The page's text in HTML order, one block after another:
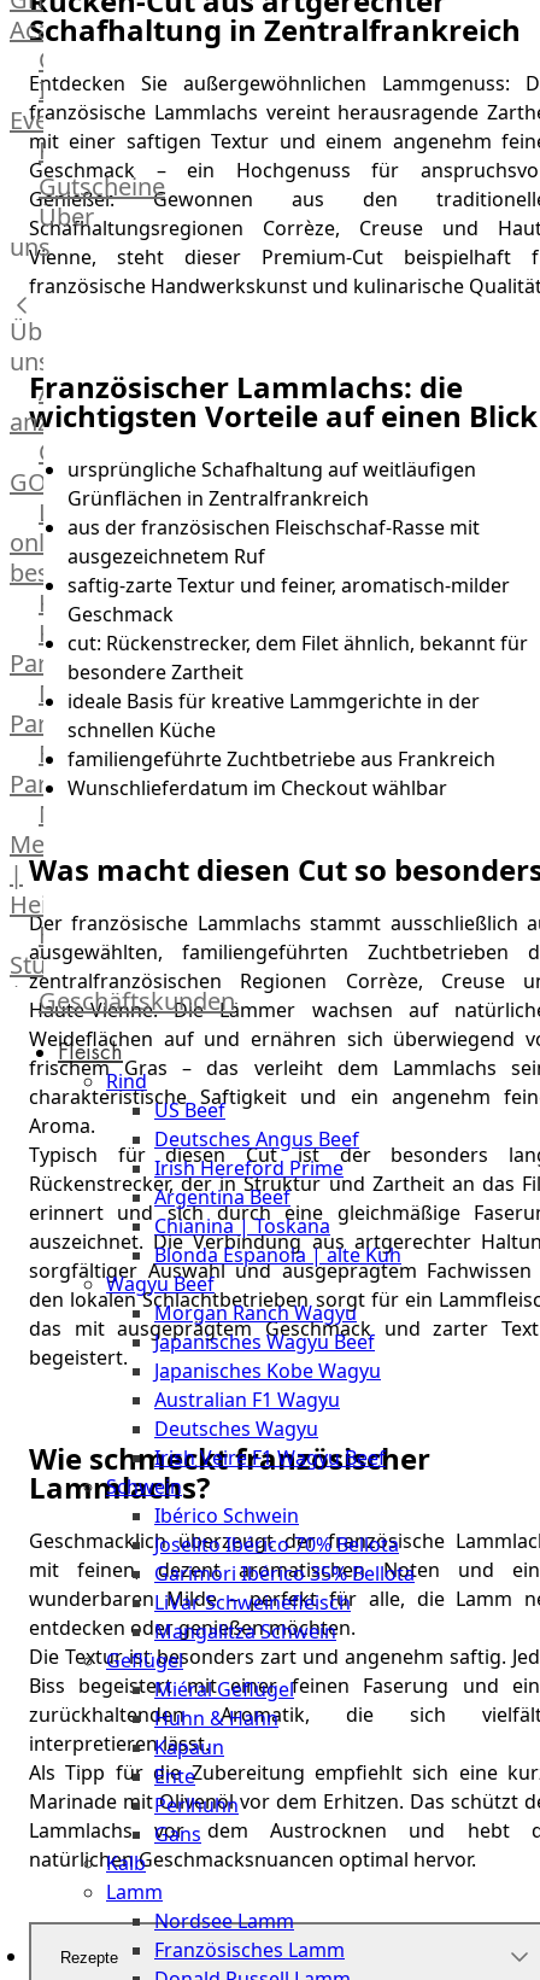
Academy
OTTO@Home
Individuelle
Events
Partner
Kalender
Gästehaus
Villa
Glanzstoff
Gutscheine
Über
uns
Über
uns
Alle
anzeigen
OTTO
GOURMET
Lebensmittel
online
bestellen
Karriere
Kochschul-
Partner
Depot-
Partner
Frischetheken-
Partner
Männer
Metzger
|
Heinsberg
Feinkost
Stüttgen
|
Düsseldorf
The
Meat
Club
Stuttgart
Geschäftskunden
Fleisch
Rind
US Beef
Deutsches Angus Beef
Irish Hereford Prime
Argentina Beef
Chianina | Toskana
Blonda Espanola | alte Kuh
Wagyu Beef
Morgan Ranch Wagyu
Japanisches Wagyu Beef
Japanisches Kobe Wagyu
Australian F1 Wagyu
Deutsches Wagyu
Irish Veire F1 Wagyu Beef
Schwein
Ibérico Schwein
Joselito Ibérico 70% Bellota
Garimori Ibérico 35% Bellota
LiVar Schweinefleisch
Mangalitza Schwein
Geflügel
Miéral Geflügel
Huhn & Hahn
Kapaun
Ente
Perlhuhn
Gans
Kalb
Lamm
Nordsee Lamm
Französisches Lamm
Schafhaltung in Zentralfrankreich
Entdecken Sie außergewöhnlichen Lammgenuss:
französische Lammlachs vereint herausragende
mit einer saftigen Textur und einem angenehm
Geschmack – ein Hochgenuss für
Genießer. Gewonnen aus den
Schafhaltungsregionen Corrèze, Creuse und
Vienne, steht dieser Premium-Cut beispielhaft
französische Handwerkskunst und kulinarische
Französischer Lammlachs: die
wichtigsten Vorteile auf einen Blick
ursprüngliche Schafhaltung auf weitläufigen
Grünflächen in Zentralfrankreich
aus der französischen Fleischschaf-Rasse mit
ausgezeichnetem Ruf
saftig-zarte Textur und feiner, aromatisch-milder
Geschmack
cut: Rückenstrecker, dem Filet ähnlich, bekannt für
besondere Zartheit
ideale Basis für kreative Lammgerichte in der
schnellen Küche
familiengeführte Zuchtbetriebe aus Frankreich
Wunschlieferdatum im Checkout wählbar
Was macht diesen Cut so
Der französische Lammlachs stammt ausschließlich
ausgewählten, familiengeführten Zuchtbetrieben
zentralfranzösischen Regionen Corrèze, Creuse
Haute-Vienne. Die Lämmer wachsen auf
Weideflächen auf und ernähren sich überwiegend
frischem Gras – das verleiht dem Lammlachs
charakteristische Saftigkeit und ein angenehm
Aroma.
Typisch für diesen Cut ist der besonders
Rückenstrecker, der in Struktur und Zartheit an das
erinnert und sich durch eine gleichmäßige
auszeichnet. Die Verbindung aus artgerechter
sorgfältiger Auswahl und ausgeprägtem
den lokalen Schlachtbetrieben sorgt für ein
das mit ausgeprägtem Geschmack und zarter
begeistert.
Wie schmeckt französischer
Lammlachs?
Geschmacklich überzeugt der französische
mit feinen, dezent aromatischen Noten und
wunderbaren Milde – perfekt für alle, die Lamm
entdecken oder genießen möchten.
Die Textur ist besonders zart und angenehm saftig.
Biss begeistert mit einer feinen Faserung und
zurückhaltenden Aromatik, die sich
interpretieren lässt.
Als Tipp für die Zubereitung empfiehlt sich eine
Marinade mit Olivenöl vor dem Erhitzen. Das schützt
Lammlachs vor dem Austrocknen und hebt
natürlichen Geschmacksnuancen optimal hervor.
Rezepte